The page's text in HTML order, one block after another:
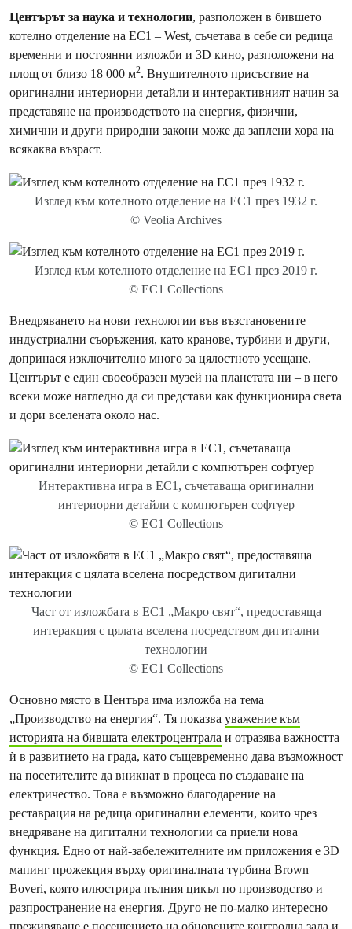
Центърът за наука и технологии, разположен в бившето
котелно отделение на EC1 – West, съчетава в себе си редица
временни и постоянни изложби и 3D кино, разположени на
площ от близо 18 000 м2. Внушителното присъствие на
оригинални интериорни детайли и интерактивният начин за
представяне на производството на енергия, физични,
химични и други природни закони може да заплени хора на
всякаква възраст.
Изглед към котелното отделение на EC1 през 1932 г.
© Veolia Archives
Изглед към котелното отделение на EC1 през 2019 г.
© EC1 Collections
Внедряването на нови технологии във възстановените
индустриални съоръжения, като кранове, турбини и други,
допринася изключително много за цялостното усещане.
Центърът е един своеобразен музей на планетата ни – в него
всеки може нагледно да си представи как функционира света
и дори вселената около нас.
Интерактивна игра в EC1, съчетаваща оригинални
интериорни детайли с компютърен софтуер
© EC1 Collections
Част от изложбата в EC1 „Макро свят“, предоставяща
интеракция с цялата вселена посредством дигитални
технологии
© EC1 Collections
Основно място в Центъра има изложба на тема
„Производство на енергия“. Тя показва уважение към
историята на бившата електроцентрала и отразява важността
ѝ в развитието на града, като същевременно дава възможност
на посетителите да вникнат в процеса по създаване на
електричество. Това е възможно благодарение на
реставрация на редица оригинални елементи, които чрез
внедряване на дигитални технологии са приели нова
функция. Едно от най-забележителните им приложения е 3D
мапинг прожекция върху оригиналната турбина Brown
Boveri, която илюстрира пълния цикъл по производство и
разпространение на енергия. Друго не по-малко интересно